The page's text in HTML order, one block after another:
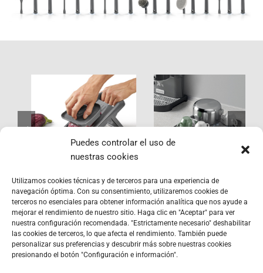
Puedes controlar el uso de
nuestras cookies
Utilizamos cookies técnicas y de terceros para una experiencia de
navegación óptima. Con su consentimiento, utilizaremos cookies de
terceros no esenciales para obtener información analítica que nos ayude a
mejorar el rendimiento de nuestro sitio. Haga clic en "Aceptar" para ver
nuestra configuración recomendada. "Estrictamente necesario" deshabilitar
las cookies de terceros, lo que afecta el rendimiento. También puede
personalizar sus preferencias y descubrir más sobre nuestras cookies
presionando el botón "Configuración e información".
Gravity-Duo York LAVA